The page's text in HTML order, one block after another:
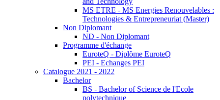
MS ETRE - MS Energies Renouvelables :
Technologies & Entrepreneuriat (Master)
Non Diplomant
ND - Non Diplomant
Programme d'échange
EuroteQ - Diplôme EuroteQ
PEI - Echanges PEI
Catalogue 2021 - 2022
Bachelor
BS - Bachelor of Science de l'Ecole
polytechnique